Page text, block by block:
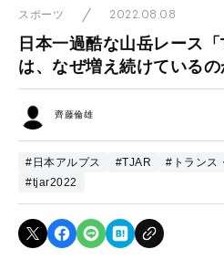
スポーツ 2022.08.08
日本一過酷な山岳レース
は、なぜ増え続けているの
齊藤倫雄
#日本アルプス #TJAR
#トランス
#tjar2022